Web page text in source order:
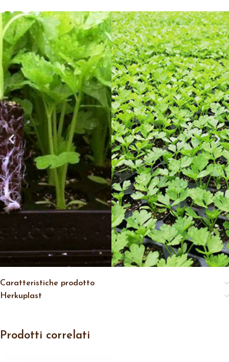
Caratteristiche prodotto
Herkuplast
Prodotti correlati